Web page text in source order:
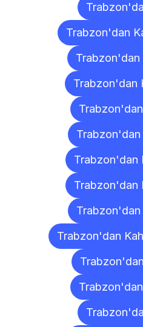
Trabzon'dan
Trabzon'dan
Trabzon'dan
Trabzon'dan
Trabzon'dan